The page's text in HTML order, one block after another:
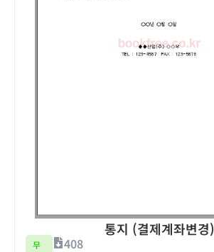
통지 (결제계좌변경)
무 408